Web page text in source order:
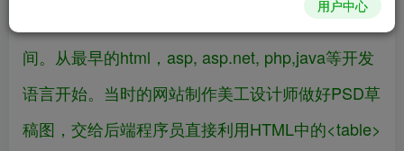
国内的网站设计行业发展已经有20多年的时
间。从最早的html，asp, asp.net, php,java等开发
语言开始。当时的网站制作美工设计师做好PSD草
稿图，交给后端程序员直接利用HTML中的<table>
用户中心